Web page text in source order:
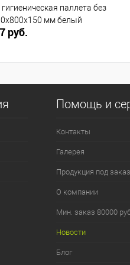
паллета без
мм белый
руб.
Помощь и
Контакты
Галерея
Продукция под заказ
О компании
Мин. заказ 80000
Новости
Блог